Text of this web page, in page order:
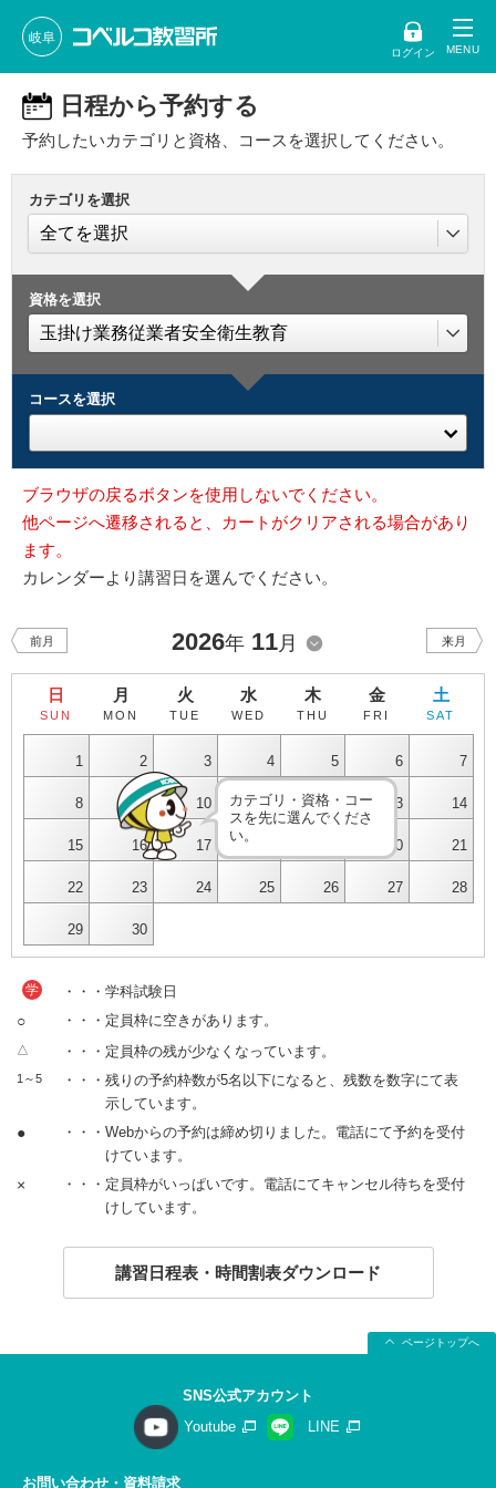
岐阜
ログイン
日程から予約する
予約したいカテゴリと資格、コースを選択してください。
カテゴリを選択
資格を選択
コースを選択
ブラウザの戻るボタンを使用しないでください。
他ページへ遷移されると、カートがクリアされる場合があり
ます。
カレンダーより講習日を選んでください。
前月 2026年 11月 来月
日
SUN
月
MON
火
TUE
水
WED
木
THU
金
FRI
土
SAT
1 2 3 4 5 6 7
8 9 10 11 12 13 14
15 16 17 20 21
22 23 24 25 26 27 28
29 30
カテゴリ・資格・コー
スを先に選んでくださ
い。
学 ・・・学科試験日
○ ・・・定員枠に空きがあります。
△ ・・・定員枠の残が少なくなっています。
1～5
・・・残りの予約枠数が5名以下になると、残数を数字にて表
示しています。
●
・・・Webからの予約は締め切りました。電話にて予約を受付
けています。
×
・・・定員枠がいっぱいです。電話にてキャンセル待ちを受付
けしています。
講習日程表・時間割表ダウンロード
ページトップへ
SNS公式アカウント
Youtube
LINE
お問い合わせ・資料請求